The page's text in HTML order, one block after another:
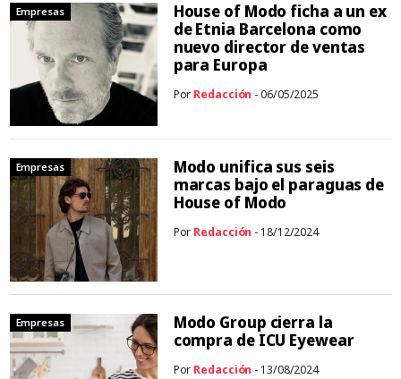
Empresas
House of Modo ficha a un ex
de Etnia Barcelona como
nuevo director de ventas
para Europa
Por Redacción - 06/05/2025
Empresas
Modo unifica sus seis
marcas bajo el paraguas de
House of Modo
Por Redacción - 18/12/2024
Empresas
Modo Group cierra la
compra de ICU Eyewear
Por Redacción - 13/08/2024